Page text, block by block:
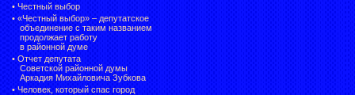
• Честный выбор
• «Честный выбор» – депутатское
объединение с таким названием
продолжает работу
в районной думе
• Отчет депутата
Советской районной думы
Аркадия Михайловича Зубкова
• Человек, который спас город